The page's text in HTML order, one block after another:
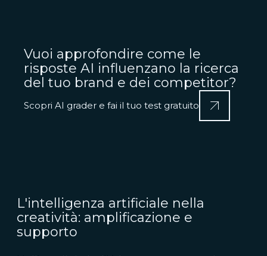
Vuoi approfondire come le
risposte AI influenzano la ricerca
del tuo brand e dei competitor?
Scopri AI grader e fai il tuo test gratuito
L'intelligenza artificiale nella
creatività: amplificazione e
supporto